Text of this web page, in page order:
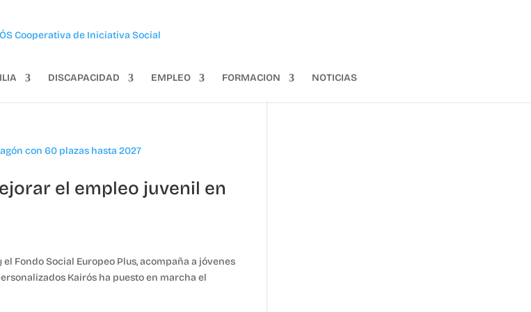
DISCAPACIDAD EMPLEO FORMACION NOTICIAS
el empleo juvenil en
Fondo Social Europeo Plus, acompaña a jóvenes
Kairós ha puesto en marcha el